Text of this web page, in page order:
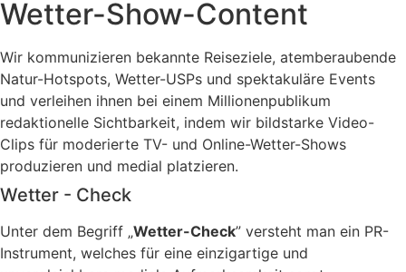
Wetter-Show-Content
Wir kommunizieren bekannte Reiseziele, atemberaubende
Natur-Hotspots, Wetter-USPs und spektakuläre Events
und verleihen ihnen bei einem Millionenpublikum
redaktionelle Sichtbarkeit, indem wir bildstarke Video-
Clips für moderierte TV- und Online-Wetter-Shows
produzieren und medial platzieren.
Wetter - Check
Unter dem Begriff „Wetter-Check” versteht man ein PR-
Instrument, welches für eine einzigartige und